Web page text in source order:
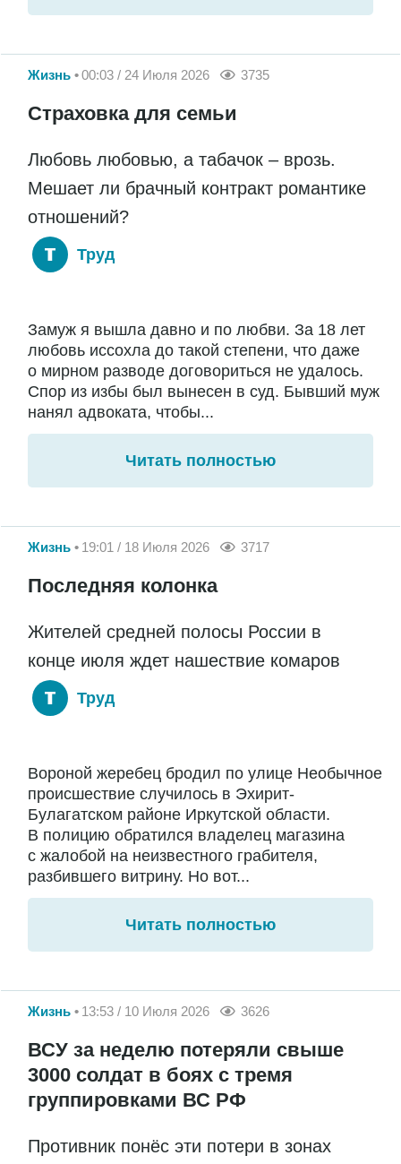
Жизнь 00:03 / 24 Июля 2026 3735
Страховка для семьи
Любовь любовью, а табачок – врозь.
Мешает ли брачный контракт романтике
отношений?
Труд
Замуж я вышла давно и по любви. За 18 лет
любовь иссохла до такой степени, что даже
о мирном разводе договориться не удалось.
Спор из избы был вынесен в суд. Бывший муж
нанял адвоката, чтобы...
Читать полностью
Жизнь 19:01 / 18 Июля 2026 3717
Последняя колонка
Жителей средней полосы России в
конце июля ждет нашествие комаров
Труд
Вороной жеребец бродил по улице Необычное
происшествие случилось в Эхирит-
Булагатском районе Иркутской области.
В полицию обратился владелец магазина
с жалобой на неизвестного грабителя,
разбившего витрину. Но вот...
Читать полностью
Жизнь 13:53 / 10 Июля 2026 3626
ВСУ за неделю потеряли свыше
3000 солдат в боях с тремя
группировками ВС РФ
Противник понёс эти потери в зонах